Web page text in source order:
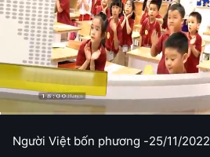
u
Người Việt bốn phương -25/11/2022